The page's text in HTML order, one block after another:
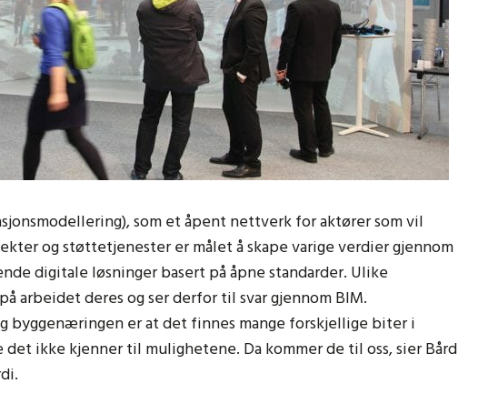
som et åpent nettverk for aktører som vil
og støttetjenester er målet å skape varige verdier gjennom
digitale løsninger basert på åpne standarder. Ulike
arbeidet deres og ser derfor til svar gjennom BIM.
byggenæringen er at det finnes mange forskjellige biter i
ikke kjenner til mulighetene. Da kommer de til oss, sier Bård